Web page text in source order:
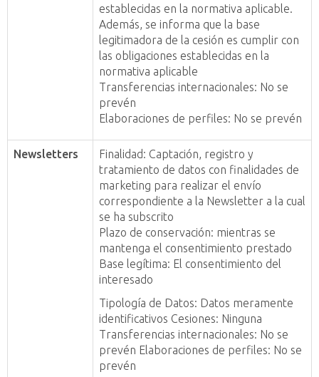
establecidas en la normativa aplicable.
Además, se informa que la base
legitimadora de la cesión es cumplir con
las obligaciones establecidas en la
normativa aplicable
Transferencias internacionales: No se
prevén
Elaboraciones de perfiles: No se prevén
Newsletters
Finalidad: Captación, registro y
tratamiento de datos con finalidades de
marketing para realizar el envío
correspondiente a la Newsletter a la cual
se ha subscrito
Plazo de conservación: mientras se
mantenga el consentimiento prestado
Base legítima: El consentimiento del
interesado
Tipología de Datos: Datos meramente
identificativos Cesiones: Ninguna
Transferencias internacionales: No se
prevén Elaboraciones de perfiles: No se
prevén